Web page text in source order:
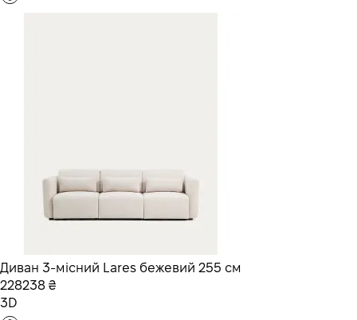
Диван 3-місний Lares бежевий 255 см
228238 ₴
3D